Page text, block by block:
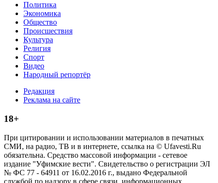
Политика
Экономика
Общество
Происшествия
Культура
Религия
Спорт
Видео
Народный репортёр
Редакция
Реклама на сайте
18+
При цитировании и использовании материалов в печатных
СМИ, на радио, ТВ и в интернете, ссылка на © Ufavesti.Ru
обязательна. Средство массовой информации - сетевое
издание "Уфимские вести". Свидетельство о регистрации ЭЛ
№ ФС 77 - 64911 от 16.02.2016 г., выдано Федеральной
службой по надзору в сфере связи, информационных